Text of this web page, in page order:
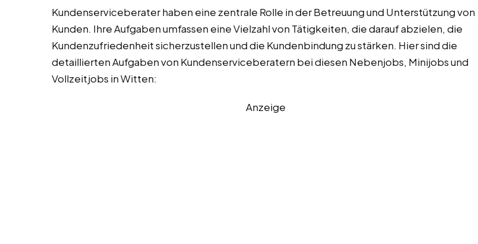
Kundenserviceberater haben eine zentrale Rolle in der Betreuung und Unterstützung von
Kunden. Ihre Aufgaben umfassen eine Vielzahl von Tätigkeiten, die darauf abzielen, die
Kundenzufriedenheit sicherzustellen und die Kundenbindung zu stärken. Hier sind die
detaillierten Aufgaben von Kundenserviceberatern bei diesen Nebenjobs, Minijobs und
Vollzeitjobs in Witten:
Anzeige